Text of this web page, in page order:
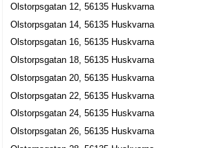
Olstorpsgatan 12, 56135 Huskvarna
Olstorpsgatan 14, 56135 Huskvarna
Olstorpsgatan 16, 56135 Huskvarna
Olstorpsgatan 18, 56135 Huskvarna
Olstorpsgatan 20, 56135 Huskvarna
Olstorpsgatan 22, 56135 Huskvarna
Olstorpsgatan 24, 56135 Huskvarna
Olstorpsgatan 26, 56135 Huskvarna